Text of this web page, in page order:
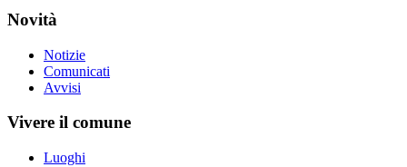
Novità
Notizie
Comunicati
Avvisi
Vivere il comune
Luoghi